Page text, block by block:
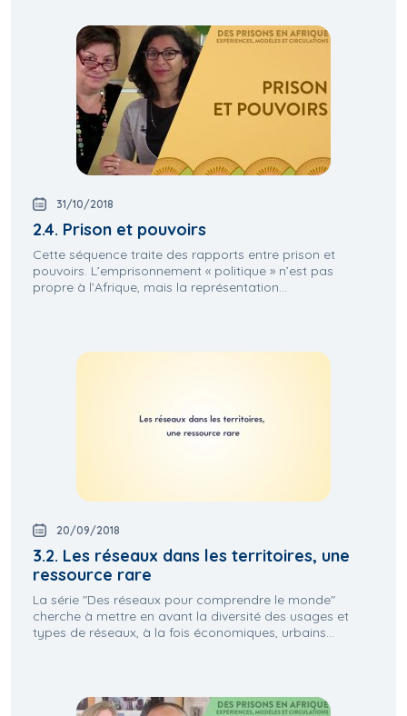
31/10/2018
2.4. Prison et pouvoirs
Cette séquence traite des rapports entre prison et
pouvoirs. L’emprisonnement « politique » n’est pas
propre à l’Afrique, mais la représentation...
20/09/2018
3.2. Les réseaux dans les territoires, une
ressource rare
La série "Des réseaux pour comprendre le monde"
cherche à mettre en avant la diversité des usages et
types de réseaux, à la fois économiques, urbains...